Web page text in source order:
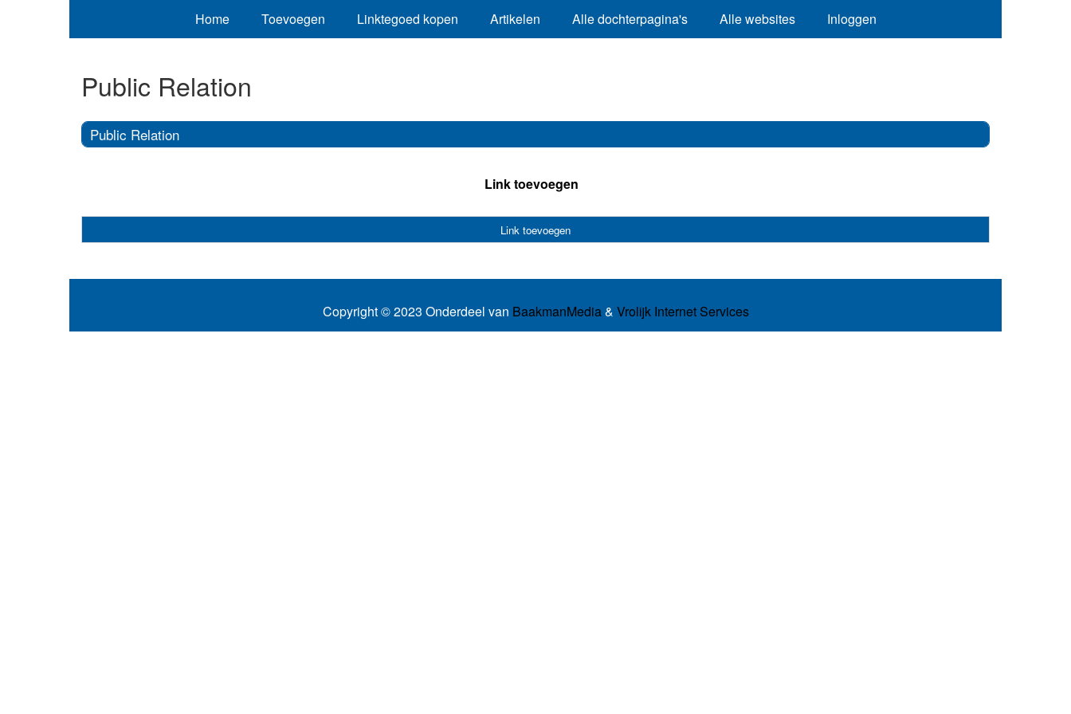
Home Toevoegen Linktegoed kopen Artikelen Alle dochterpagina's Alle websites Inloggen
Public Relation
Public Relation
Link toevoegen
Link toevoegen
Copyright © 2023 Onderdeel van BaakmanMedia& Vrolijk Internet Services